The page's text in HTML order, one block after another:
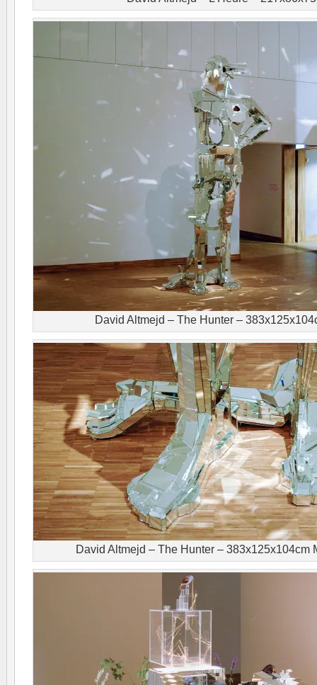
David Altmejd – The Hunter –
David Altmejd – The Hunter – 383x125x104cm